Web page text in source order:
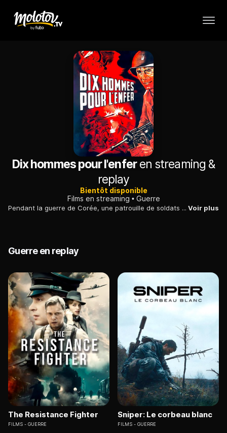
Dix hommes pour l'enferen streaming &
replay
Bientôt disponible
Films en streaming
Guerre
Pendant la guerre de Corée, une patrouille de soldats américains et britanniques égarés recueille une infirmière et tente de rejoindre les lignes alliées. Voir plus
Guerre en replay
The Resistance Fighter
FILMS GUERRE
Sniper: Le corbeau blanc
FILMS GUERRE